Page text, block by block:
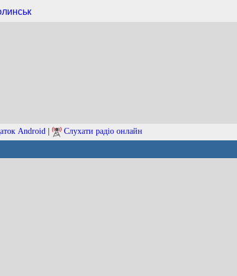
Android Слухати радіо онлайн